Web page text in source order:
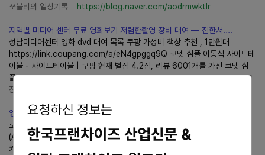
쏘블리의 일상기록
https://blog.naver.com/aodrmwktlr
지역별 미디어 센터 무료 영화보기 저렴한촬영 장비 대여 — 진한서....
성남미디어센터 영화 dvd 대여 목록 쿠팡 가성비 책상 추천 , 1만원대
https://link.coupang.com/a/eN4gpggq9Q 코멧 심플 이동식 사이드테
이블 - 사이드테이블 | 쿠팡 현재 별점 4.2점, 리뷰 6001개를 가진 코멧 심
플...
진한서랍 — 진한서랍
영화가좋다 :: 선댄스 영화제 수상작... 역대 선댄스 국제영화제 심....
로버트 펄치니, 샤리 스프링어 버먼, 폴 지아마티,호프데'아메리칸 스플렌더
(American... 출연-'호프데이비스''폴 지아마티''하비 피
카'등.'noproblemmylife.tistory.com제20회 2004년 프리머...